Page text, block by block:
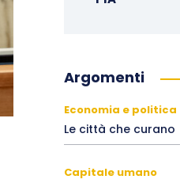
Argomenti
Economia e politica
Le città che curano
Capitale umano